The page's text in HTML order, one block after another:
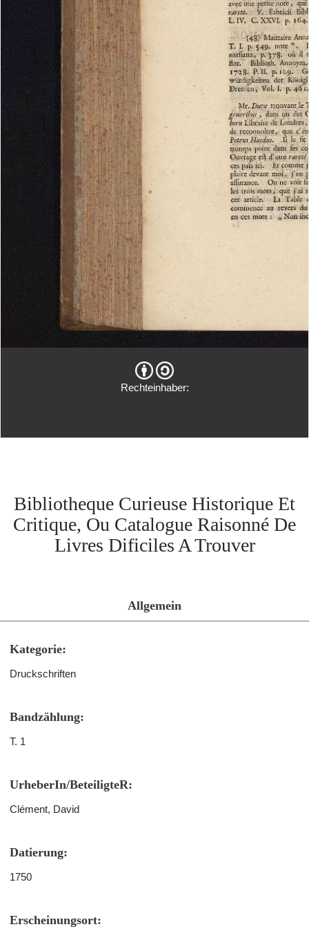
Rechteinhaber:
Bibliotheque Curieuse Historique Et
Critique, Ou Catalogue Raisonné De
Livres Dificiles A Trouver
Allgemein
Kategorie:
Druckschriften
Bandzählung:
T. 1
UrheberIn/BeteiligteR:
Clément, David
Datierung:
1750
Erscheinungsort: